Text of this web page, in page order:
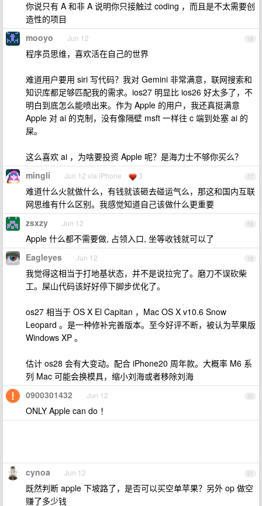
你说只有 A 和非 A 说明你只接触过 coding ，而且是不太需要创
造性的项目
16
mooyo Jun 12
程序员思维，喜欢活在自己的世界
难道用户要用 siri 写代码？我对 Gemini 非常满意，联网搜索和
知识库都足够匹配我的需求。ios27 明显比 ios26 好太多了，不
明白到底怎么能喷出来。作为 Apple 的用户，我还真挺满意
Apple 对 ai 的克制，没有像隔壁 msft 一样往 c 端到处塞 ai 的
屎。
这么喜欢 ai ，为啥要投资 Apple 呢？是海力士不够你买么？
17
mingli Jun 12 via iPhone 3
难道什么火就做什么，有钱就该砸去碰运气么，那这和国内互联
网思维有什么区别。我感觉知道自己该做什么更重要
18
zsxzy Jun 12
Apple 什么都不需要做, 占领入口, 坐等收钱就可以了
19
Eagleyes Jun 12
我觉得这相当于打地基状态，并不是说拉完了。磨刀不误砍柴
工。屎山代码该好好停下脚步优化了。
os27 相当于 OS X El Capitan ，Mac OS X v10.6 Snow
Leopard 。是一种修补完善版本。至今好评不断，被认为苹果版
Windows XP 。
估计 os28 会有大变动。配合 iPhone20 周年款。大概率 M6 系
列 Mac 可能会换模具，缩小刘海或者移除刘海
20
0900301432 Jun 12
ONLY Apple can do ！
21
cynoa Jun 12
既然判断 apple 下坡路了，是否可以买空单苹果？另外 op 做空
赚了多少钱